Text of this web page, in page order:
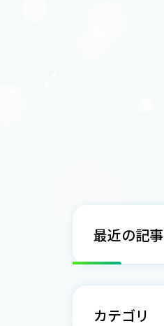
最近の記事
カテゴリ